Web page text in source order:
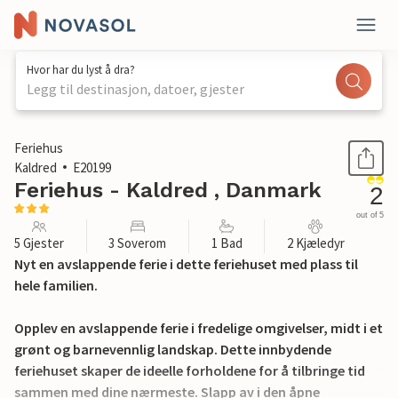
Hvor har du lyst å dra?
Legg til destinasjon, datoer, gjester
1 / 18
Feriehus
Kaldred
E20199
Feriehus - Kaldred , Danmark 2
out of 5
5 Gjester 3 Soverom 1 Bad 2 Kjæledyr
Nyt en avslappende ferie i dette feriehuset med plass til
hele familien.
Opplev en avslappende ferie i fredelige omgivelser, midt i et
grønt og barnevennlig landskap. Dette innbydende
feriehuset skaper de ideelle forholdene for å tilbringe tid
sammen med dine nærmeste. Slapp av i den åpne